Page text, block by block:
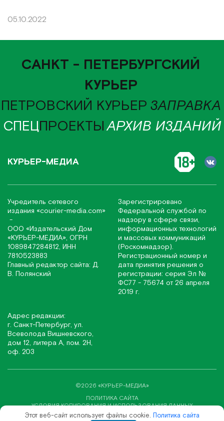
05.10.2022
САНКТ - ПЕТЕРБУРГСКИЙ
КУРЬЕР
ПЕТРОВСКИЙ КУРЬЕР ЗАПРАВКА
СПЕЦПРОЕКТЫАРХИВ ИЗДАНИЙ
КУРЬЕР-МЕДИА
Учредитель сетевого
издания «соurier-media.com»
-
ООО «Издательский Дом
«КУРЬЕР-МЕДИА», ОГРН
1089847284812, ИНН
7810523883
Главный редактор сайта: Д.
В. Полянский
Зарегистрировано
Федеральной службой по
надзору в сфере связи,
информационных технологий
и массовых коммуникаций
(Роскомнадзор).
Регистрационный номер и
дата принятия решения о
регистрации: серия Эл №
ФС77 - 75674 от 26 апреля
2019 г.
Адрес редакции:
г. Санкт-Петербург, ул.
Всеволода Вишневского,
дом 12, литера А, пом. 2Н,
оф. 203
©2026 «КУРЬЕР-МЕДИА»
ПОЛИТИКА САЙТА
УСЛОВИЯ КОПИРОВАНИЯ И ИСПОЛЬЗОВАНИЯ ДАННЫХ
СОЗДАНИЕ САЙТА ВЕБ-СТУДИЯ «SITE&SEO»
Этот веб-сайт использует файлы cookie. Политика сайта